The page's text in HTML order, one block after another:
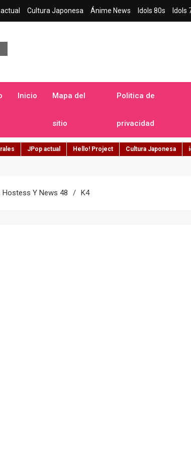
Cultura Japonesa Ánime News Idols 80s Idols
Inicio Mapa del
sitio
Politica de
privacidad
JPop actual Hello! Project Cultura Japonesa
Hostess Y News 48 K4